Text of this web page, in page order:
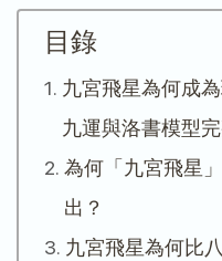
目錄
九宮飛星為何成
九運與洛書模型
為何「九宮飛星
出？
九宮飛星為何比